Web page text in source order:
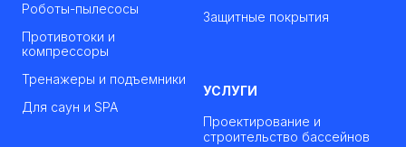
Роботы-пылесосы
Противотоки и
компрессоры
Тренажеры и подъемники
Для саун и SPA
Защитные покрытия
УСЛУГИ
Проектирование и
строительство бассейнов